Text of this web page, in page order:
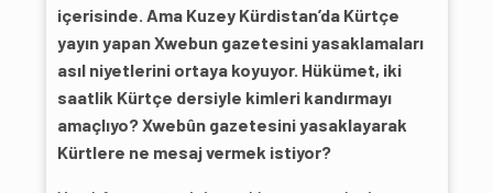
içerisinde. Ama Kuzey Kürdistan’da Kürtçe
yayın yapan Xwebun gazetesini yasaklamaları
asıl niyetlerini ortaya koyuyor. Hükümet, iki
saatlik Kürtçe dersiyle kimleri kandırmayı
amaçlıyo? Xwebûn gazetesini yasaklayarak
Kürtlere ne mesaj vermek istiyor?